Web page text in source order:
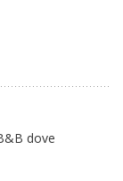
dove